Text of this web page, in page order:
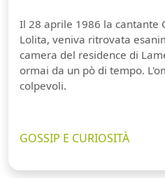
Il 28 aprile 1986 la cantante
Lolita, veniva ritrovata
camera del residence di
ormai da un pò di tempo.
colpevoli.
GOSSIP E CURIOSITÀ